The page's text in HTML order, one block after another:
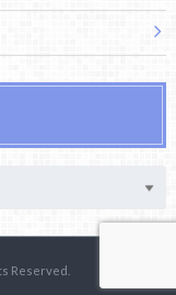
Reserved.